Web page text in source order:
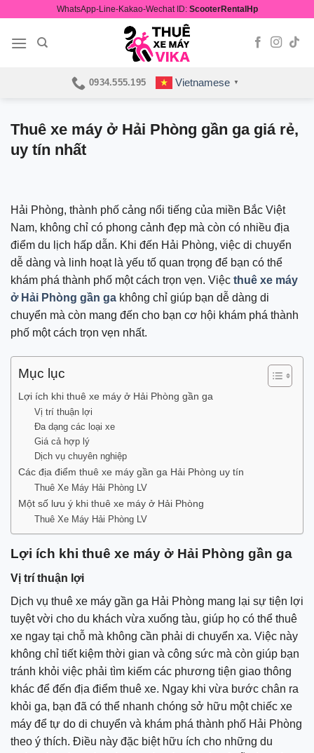
content
WhatsApp-Line-Kakao-Wechat ID: ScooterRentalHp
0934.555.195 Vietnamese ▼
Thuê xe máy ở Hải Phòng gần ga giá rẻ,
uy tín nhất
Hải Phòng, thành phố cảng nổi tiếng của miền Bắc Việt
Nam, không chỉ có phong cảnh đẹp mà còn có nhiều địa
điểm du lịch hấp dẫn. Khi đến Hải Phòng, việc di chuyển
dễ dàng và linh hoạt là yếu tố quan trọng để bạn có thể
khám phá thành phố một cách trọn vẹn. Việc thuê xe máy
ở Hải Phòng gần ga không chỉ giúp bạn dễ dàng di
chuyển mà còn mang đến cho bạn cơ hội khám phá thành
phố một cách trọn vẹn nhất.
Mục lục
Lợi ích khi thuê xe máy ở Hải Phòng gần ga
Vị trí thuận lợi
Đa dạng các loại xe
Giá cả hợp lý
Dịch vụ chuyên nghiệp
Các địa điểm thuê xe máy gần ga Hải Phòng uy tín
Thuê Xe Máy Hải Phòng LV
Một số lưu ý khi thuê xe máy ở Hải Phòng
Thuê Xe Máy Hải Phòng LV
Lợi ích khi thuê xe máy ở Hải Phòng gần ga
Vị trí thuận lợi
Dịch vụ thuê xe máy gần ga Hải Phòng mang lại sự tiện lợi
tuyệt vời cho du khách vừa xuống tàu, giúp họ có thể thuê
xe ngay tại chỗ mà không cần phải di chuyển xa. Việc này
không chỉ tiết kiệm thời gian và công sức mà còn giúp bạn
tránh khỏi việc phải tìm kiếm các phương tiện giao thông
khác để đến địa điểm thuê xe. Ngay khi vừa bước chân ra
khỏi ga, bạn đã có thể nhanh chóng sở hữu một chiếc xe
máy để tự do di chuyển và khám phá thành phố Hải Phòng
theo ý thích. Điều này đặc biệt hữu ích cho những du